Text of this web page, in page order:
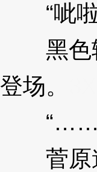
“呲
黑色轿
登场。
菅原道